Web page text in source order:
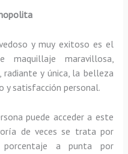
y muy exitoso es el
maquillaje maravillosa,
y única, la belleza
y satisfacción personal.
puede acceder a este
de veces se trata por
a punta por